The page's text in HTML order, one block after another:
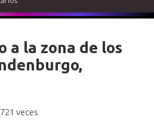
a la zona de los
veces